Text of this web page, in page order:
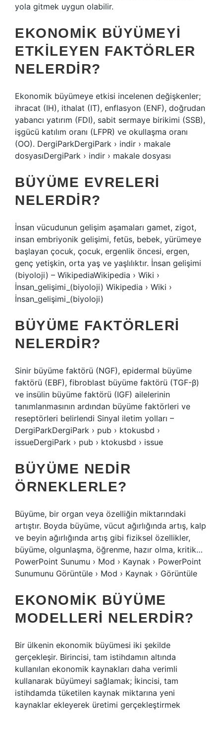
yola gitmek uygun olabilir.
EKONOMIK BÜYÜMEYI
ETKILEYEN FAKTÖRLER
NELERDIR?
Ekonomik büyümeye etkisi incelenen değişkenler;
ihracat (IH), ithalat (IT), enflasyon (ENF), doğrudan
yabancı yatırım (FDI), sabit sermaye birikimi (SSB),
işgücü katılım oranı (LFPR) ve okullaşma oranı
(OO). DergiParkDergiPark › indir › makale
dosyasıDergiPark › indir › makale dosyası
BÜYÜME EVRELERI
NELERDIR?
İnsan vücudunun gelişim aşamaları gamet, zigot,
insan embriyonik gelişimi, fetüs, bebek, yürümeye
başlayan çocuk, çocuk, ergenlik öncesi, ergen,
genç yetişkin, orta yaş ve yaşlılıktır. İnsan gelişimi
(biyoloji) – WikipediaWikipedia › Wiki ›
İnsan_gelişimi_(biyoloji) Wikipedia › Wiki ›
İnsan_gelişimi_(biyoloji)
BÜYÜME FAKTÖRLERI
NELERDIR?
Sinir büyüme faktörü (NGF), epidermal büyüme
faktörü (EBF), fibroblast büyüme faktörü (TGF-β)
ve insülin büyüme faktörü (IGF) ailelerinin
tanımlanmasının ardından büyüme faktörleri ve
reseptörleri belirlendi Sinyal iletim yolları –
DergiParkDergiPark › pub › ktokusbd ›
issueDergiPark › pub › ktokusbd › issue
BÜYÜME NEDIR
ÖRNEKLERLE?
Büyüme, bir organ veya özelliğin miktarındaki
artıştır. Boyda büyüme, vücut ağırlığında artış, kalp
ve beyin ağırlığında artış gibi fiziksel özellikler,
büyüme, olgunlaşma, öğrenme, hazır olma, kritik…
PowerPoint Sunumu › Mod › Kaynak › PowerPoint
Sunumunu Görüntüle › Mod › Kaynak › Görüntüle
EKONOMIK BÜYÜME
MODELLERI NELERDIR?
Bir ülkenin ekonomik büyümesi iki şekilde
gerçekleşir. Birincisi, tam istihdamın altında
kullanılan ekonomik kaynakları daha verimli
kullanarak büyümeyi sağlamak; İkincisi, tam
istihdamda tüketilen kaynak miktarına yeni
kaynaklar ekleyerek üretimi gerçekleştirmek